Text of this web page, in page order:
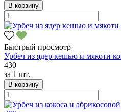
В корзину
Быстрый просмотр
Урбеч из ядер кешью и мякоти
430
за 1 шт.
В корзину